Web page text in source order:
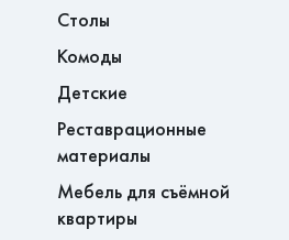
Столы
Комоды
Детские
Реставрационные
материалы
Мебель для съёмной
квартиры